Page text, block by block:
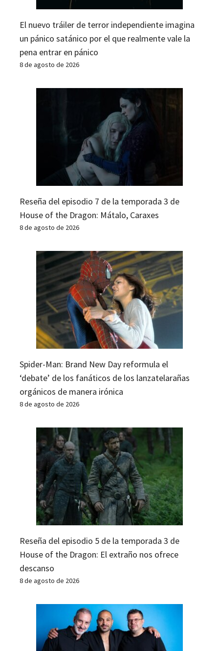
El nuevo tráiler de terror independiente imagina
un pánico satánico por el que realmente vale la
pena entrar en pánico
8 de agosto de 2026
Reseña del episodio 7 de la temporada 3 de
House of the Dragon: Mátalo, Caraxes
8 de agosto de 2026
Spider-Man: Brand New Day reformula el
‘debate’ de los fanáticos de los lanzatelarañas
orgánicos de manera irónica
8 de agosto de 2026
Reseña del episodio 5 de la temporada 3 de
House of the Dragon: El extraño nos ofrece
descanso
8 de agosto de 2026